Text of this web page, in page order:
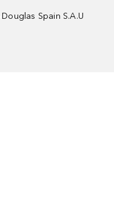
Douglas Spain S.A.U